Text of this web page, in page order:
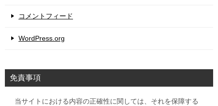
コメントフィード
WordPress.org
免責事項
当サイトにおける内容の正確性に関しては、それを保障する